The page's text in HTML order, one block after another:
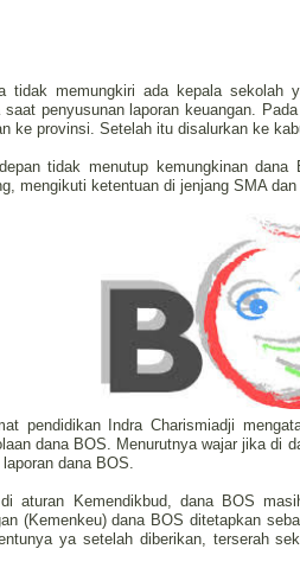
tidak memungkiri ada kepala sekolah
saat penyusunan laporan keuangan.
ke provinsi. Setelah itu disalurkan ke
tidak menutup kemungkinan
mengikuti ketentuan di jenjang SMA
pendidikan Indra Charismiadji
dana BOS. Menurutnya wajar jika di
dana BOS.
aturan Kemendikbud, dana BOS
(Kemenkeu) dana BOS ditetapkan
ya setelah diberikan, terserah